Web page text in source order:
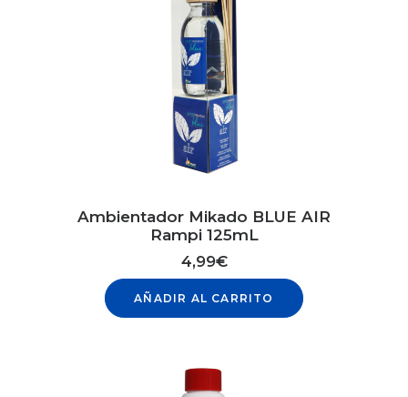
Ambientador Mikado BLUE AIR
Rampi 125mL
4,99€
AÑADIR AL CARRITO